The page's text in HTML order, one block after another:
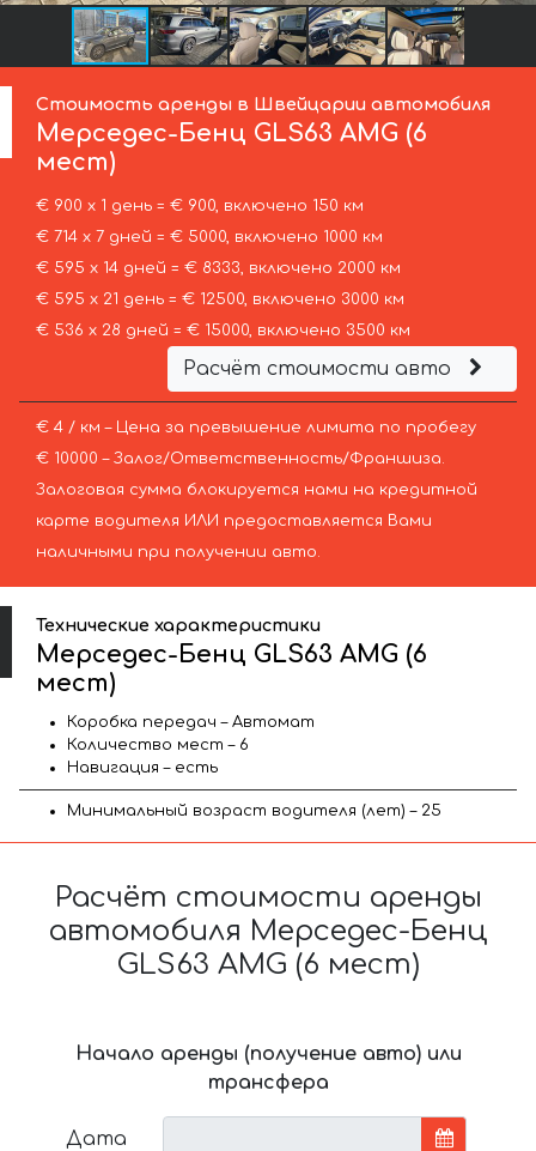
Стоимость аренды в Швейцарии автомобиля
Мерседес-Бенц GLS63 AMG (6
мест)
€ 900 х 1 день = € 900, включено 150 км
€ 714 х 7 дней = € 5000, включено 1000 км
€ 595 х 14 дней = € 8333, включено 2000 км
€ 595 х 21 день = € 12500, включено 3000 км
€ 536 х 28 дней = € 15000, включено 3500 км
Расчёт стоимости авто
€ 4 / км – Цена за превышение лимита по пробегу
€ 10000 – Залог/Ответственность/Франшиза.
Залоговая сумма блокируется нами на кредитной
карте водителя ИЛИ предоставляется Вами
наличными при получении авто.
Технические характеристики
Мерседес-Бенц GLS63 AMG (6
мест)
Коробка передач – Автомат
Количество мест – 6
Навигация – есть
Минимальный возраст водителя (лет) – 25
Расчёт стоимости аренды
автомобиля Мерседес-Бенц
GLS63 AMG (6 мест)
Начало аренды (получение авто) или
трансфера
Дата